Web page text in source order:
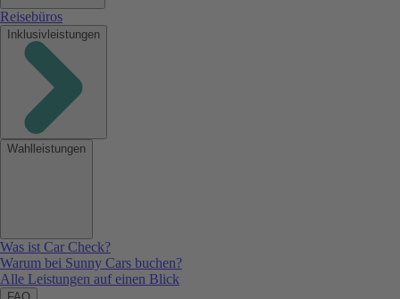
Reisebüros
Inklusivleistungen
Wahlleistungen
Was ist Car Check?
Warum bei Sunny Cars buchen?
Alle Leistungen auf einen Blick